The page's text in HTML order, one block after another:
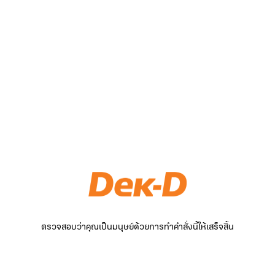
ตรวจสอบว่าคุณเป็นมนุษย์ด้วยการทำคำสั่งนี้ให้เสร็จสิ้น